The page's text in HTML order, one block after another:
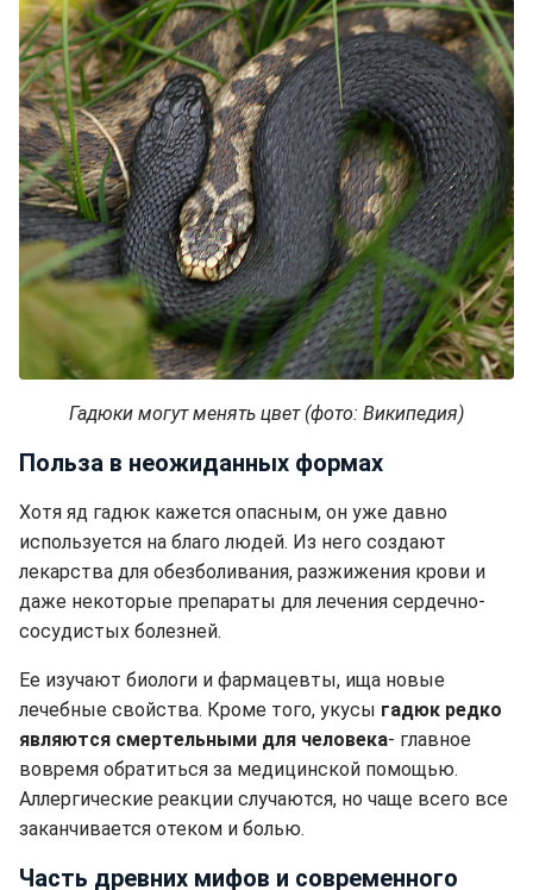
Гадюки могут менять цвет (фото: Википедия)
Польза в неожиданных формах
Хотя яд гадюк кажется опасным, он уже давно
используется на благо людей. Из него создают
лекарства для обезболивания, разжижения крови и
даже некоторые препараты для лечения сердечно-
сосудистых болезней.
Ее изучают биологи и фармацевты, ища новые
лечебные свойства. Кроме того, укусы гадюк редко
являются смертельными для человека- главное
вовремя обратиться за медицинской помощью.
Аллергические реакции случаются, но чаще всего все
заканчивается отеком и болью.
Часть древних мифов и современного